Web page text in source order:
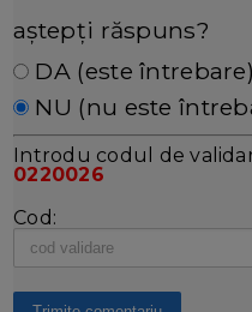
aștepți răspuns?
DA (este întrebare)
NU (nu este
Introdu codul de
0220026
Cod: